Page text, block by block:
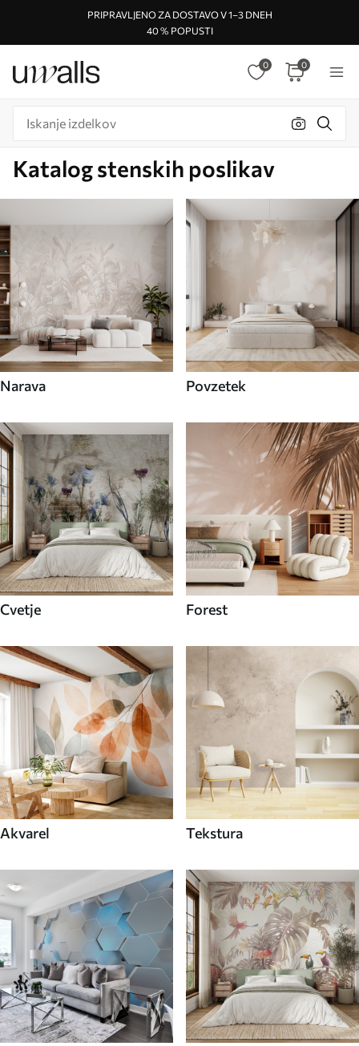
PRIPRAVLJENO ZA DOSTAVO V 1–3 DNEH
40 % POPUSTI
0 0
Katalog stenskih poslikav
Narava Povzetek
Cvetje Forest
Akvarel Tekstura